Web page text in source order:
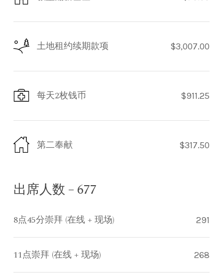
土地租约续期款项 $3,007.00
每天2枚钱币 $911.25
第二奉献 $317.50
出席人数 – 677
8点45分崇拜 (在线 + 现场) 291
11点崇拜 (在线 + 现场) 268